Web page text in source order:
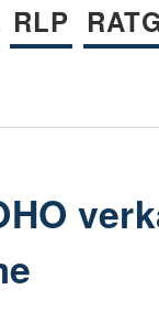
RLP